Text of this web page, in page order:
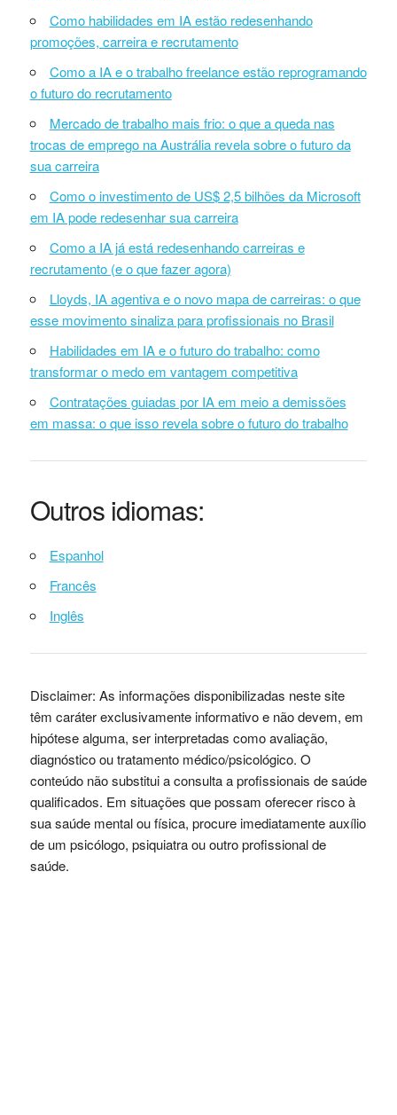
Como habilidades em IA estão redesenhando
promoções, carreira e recrutamento
Como a IA e o trabalho freelance estão reprogramando
o futuro do recrutamento
Mercado de trabalho mais frio: o que a queda nas
trocas de emprego na Austrália revela sobre o futuro da
sua carreira
Como o investimento de US$ 2,5 bilhões da Microsoft
em IA pode redesenhar sua carreira
Como a IA já está redesenhando carreiras e
recrutamento (e o que fazer agora)
Lloyds, IA agentiva e o novo mapa de carreiras: o que
esse movimento sinaliza para profissionais no Brasil
Habilidades em IA e o futuro do trabalho: como
transformar o medo em vantagem competitiva
Contratações guiadas por IA em meio a demissões
em massa: o que isso revela sobre o futuro do trabalho
Outros idiomas:
Espanhol
Francês
Inglês
Disclaimer: As informações disponibilizadas neste site
têm caráter exclusivamente informativo e não devem, em
hipótese alguma, ser interpretadas como avaliação,
diagnóstico ou tratamento médico/psicológico. O
conteúdo não substitui a consulta a profissionais de saúde
qualificados. Em situações que possam oferecer risco à
sua saúde mental ou física, procure imediatamente auxílio
de um psicólogo, psiquiatra ou outro profissional de
saúde.